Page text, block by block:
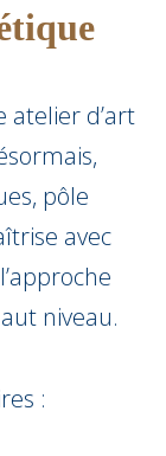
atelier d’art
pôle
avec
niveau.
: